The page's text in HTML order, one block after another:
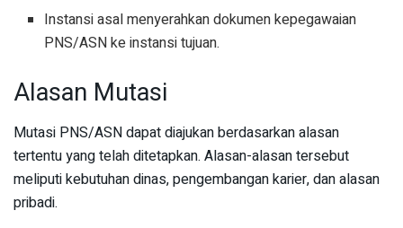
Instansi asal menyerahkan dokumen kepegawaian
PNS/ASN ke instansi tujuan.
Alasan Mutasi
Mutasi PNS/ASN dapat diajukan berdasarkan alasan
tertentu yang telah ditetapkan. Alasan-alasan tersebut
meliputi kebutuhan dinas, pengembangan karier, dan alasan
pribadi.